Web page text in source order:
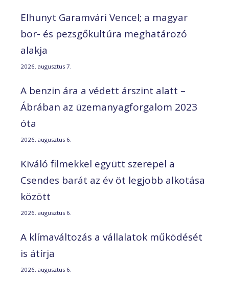
Elhunyt Garamvári Vencel; a magyar
bor- és pezsgőkultúra meghatározó
alakja
2026. augusztus 7.
A benzin ára a védett árszint alatt –
Ábrában az üzemanyagforgalom 2023
óta
2026. augusztus 6.
Kiváló filmekkel együtt szerepel a
Csendes barát az év öt legjobb alkotása
között
2026. augusztus 6.
A klímaváltozás a vállalatok működését
is átírja
2026. augusztus 6.